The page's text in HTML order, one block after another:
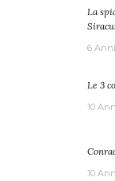
La
6
Le 3
10
10